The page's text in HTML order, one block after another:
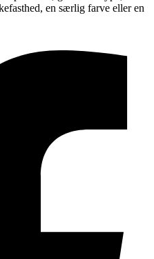
en særlig farve eller en